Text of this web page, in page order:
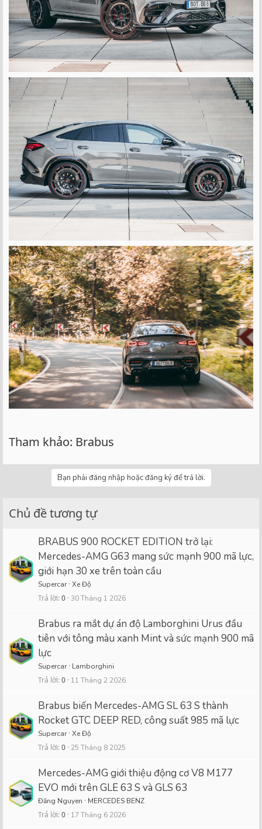
Tham khảo: Brabus
Bạn phải đăng nhập hoặc đăng ký để trả lời.
Chủ đề tương tự
BRABUS 900 ROCKET EDITION trở lại:
Mercedes-AMG G63 mang sức mạnh 900 mã lực,
giới hạn 30 xe trên toàn cầu
Supercar Xe Độ
Trả lời 0 30 Tháng 1 2026
Brabus ra mắt dự án độ Lamborghini Urus đầu
tiên với tông màu xanh Mint và sức mạnh 900 mã
lực
Supercar Lamborghini
Trả lời 0 11 Tháng 2 2026
Brabus biến Mercedes-AMG SL 63 S thành
Rocket GTC DEEP RED, công suất 985 mã lực
Supercar Xe Độ
Trả lời 0 25 Tháng 8 2025
Mercedes-AMG giới thiệu động cơ V8 M177
EVO mới trên GLE 63 S và GLS 63
Đăng Nguyen MERCEDES BENZ
Trả lời 0 17 Tháng 6 2026